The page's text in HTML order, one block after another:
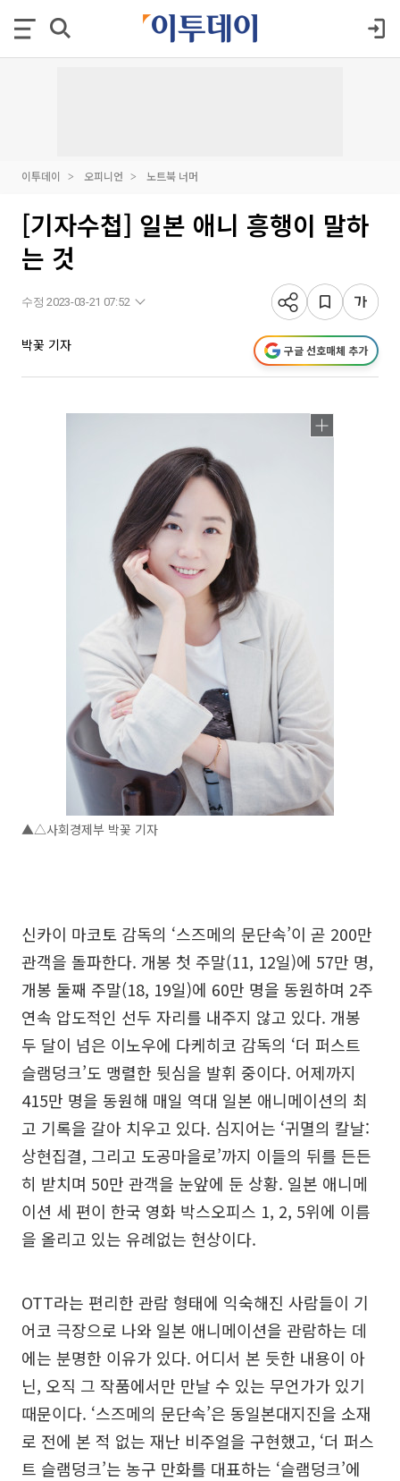
이투데이 오피니언 노트북 너머
[기자수첩] 일본 애니 흥행이 말하
는 것
수정 2023-03-21 07:52
박꽃 기자 구글 선호매체 추가
▲△사회경제부 박꽃 기자
신카이 마코토 감독의 ‘스즈메의 문단속’이 곧 200만
관객을 돌파한다. 개봉 첫 주말(11, 12일)에 57만 명,
개봉 둘째 주말(18, 19일)에 60만 명을 동원하며 2주
연속 압도적인 선두 자리를 내주지 않고 있다. 개봉
두 달이 넘은 이노우에 다케히코 감독의 ‘더 퍼스트
슬램덩크’도 맹렬한 뒷심을 발휘 중이다. 어제까지
415만 명을 동원해 매일 역대 일본 애니메이션의 최
고 기록을 갈아 치우고 있다. 심지어는 ‘귀멸의 칼날:
상현집결, 그리고 도공마을로’까지 이들의 뒤를 든든
히 받치며 50만 관객을 눈앞에 둔 상황. 일본 애니메
이션 세 편이 한국 영화 박스오피스 1, 2, 5위에 이름
을 올리고 있는 유례없는 현상이다.
OTT라는 편리한 관람 형태에 익숙해진 사람들이 기
어코 극장으로 나와 일본 애니메이션을 관람하는 데
에는 분명한 이유가 있다. 어디서 본 듯한 내용이 아
닌, 오직 그 작품에서만 만날 수 있는 무언가가 있기
때문이다. ‘스즈메의 문단속’은 동일본대지진을 소재
로 전에 본 적 없는 재난 비주얼을 구현했고, ‘더 퍼스
트 슬램덩크’는 농구 만화를 대표하는 ‘슬램덩크’에